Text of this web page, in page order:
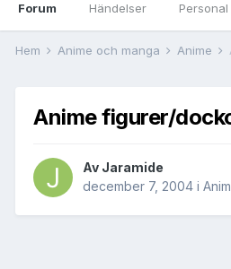
Forum Händelser Personal
Hem Anime och manga Anime
Anime figurer/
Av Jaramide
december 7, 2004 i